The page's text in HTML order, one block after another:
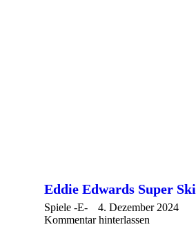
Eddie Edwards Super Ski
Spiele -E-
4. Dezember 2024
Kommentar hinterlassen